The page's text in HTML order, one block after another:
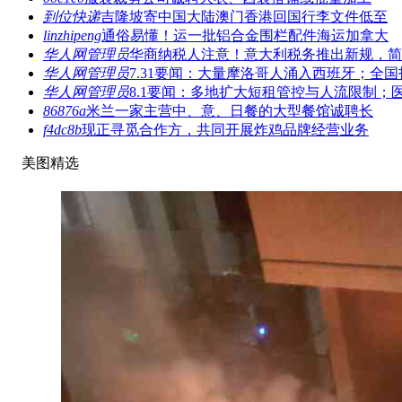
到位快递吉隆坡寄中国大陆澳门香港回国行李文件低至
linzhipeng通俗易懂！运一批铝合金围栏配件海运加拿大
华人网管理员华商纳税人注意！意大利税务推出新规，
华人网管理员7.31要闻：大量摩洛哥人涌入西班牙；全国
华人网管理员8.1要闻：多地扩大短租管控与人流限制；
86876a米兰一家主营中、意、日餐的大型餐馆诚聘长
f4dc8b现正寻觅合作方，共同开展炸鸡品牌经营业务
美图精选